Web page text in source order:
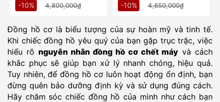
-10% 4,800,000₫ -10% 4,650,000₫
Đồng hồ cơ là biểu tượng của sự hoàn mỹ và tinh tế.
Khi chiếc đồng hồ yêu quý của bạn gặp trục trặc, việc
hiểu rõ nguyên nhân đồng hồ cơ chết máy và cách
khắc phục sẽ giúp bạn xử lý nhanh chóng, hiệu quả.
Tuy nhiên, để đồng hồ cơ luôn hoạt động ổn định, bạn
đừng quên bảo dưỡng định kỳ và sử dụng đúng cách.
Hãy chăm sóc chiếc đồng hồ của mình như cách bạn